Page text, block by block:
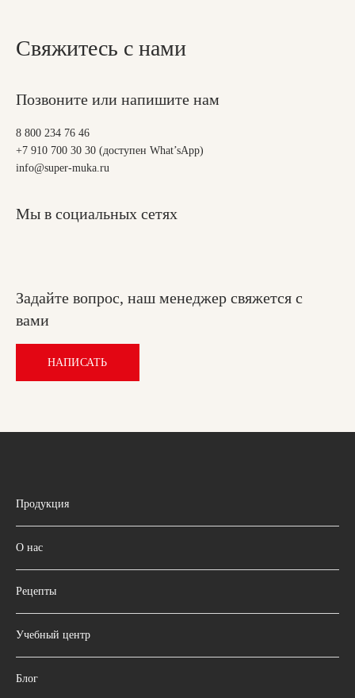
Свяжитесь с нами
Позвоните или напишите нам
8 800 234 76 46
+7 910 700 30 30 (доступен What’sApp)
info@super-muka.ru
Мы в социальных сетях
Задайте вопрос, наш менеджер свяжется с
вами
НАПИСАТЬ
Продукция
О нас
Рецепты
Учебный центр
Блог